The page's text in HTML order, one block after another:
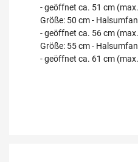
- geöffnet ca. 51 cm
Größe: 50 cm -
- geöffnet ca. 56 cm
Größe: 55 cm -
- geöffnet ca. 61 cm